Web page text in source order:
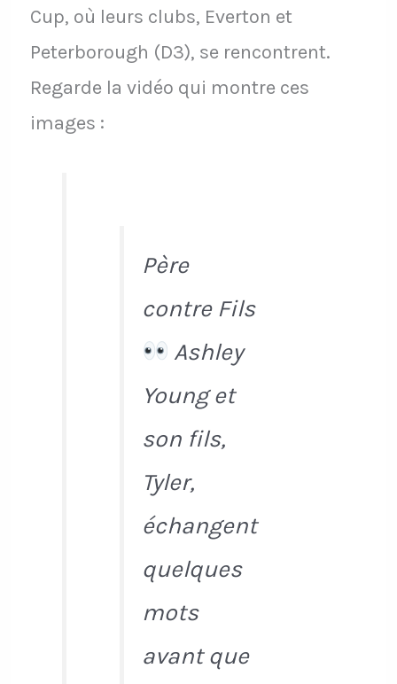
Cup, où leurs clubs, Everton et
Peterborough (D3), se rencontrent.
Regarde la vidéo qui montre ces
images :
Père
contre Fils
Ashley
Young et
son fils,
Tyler,
échangent
quelques
mots
avant que